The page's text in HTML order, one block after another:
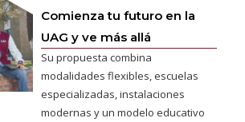
Comienza tu futuro en la
UAG y ve más allá
Su propuesta combina
modalidades flexibles, escuelas
especializadas, instalaciones
modernas y un modelo educativo